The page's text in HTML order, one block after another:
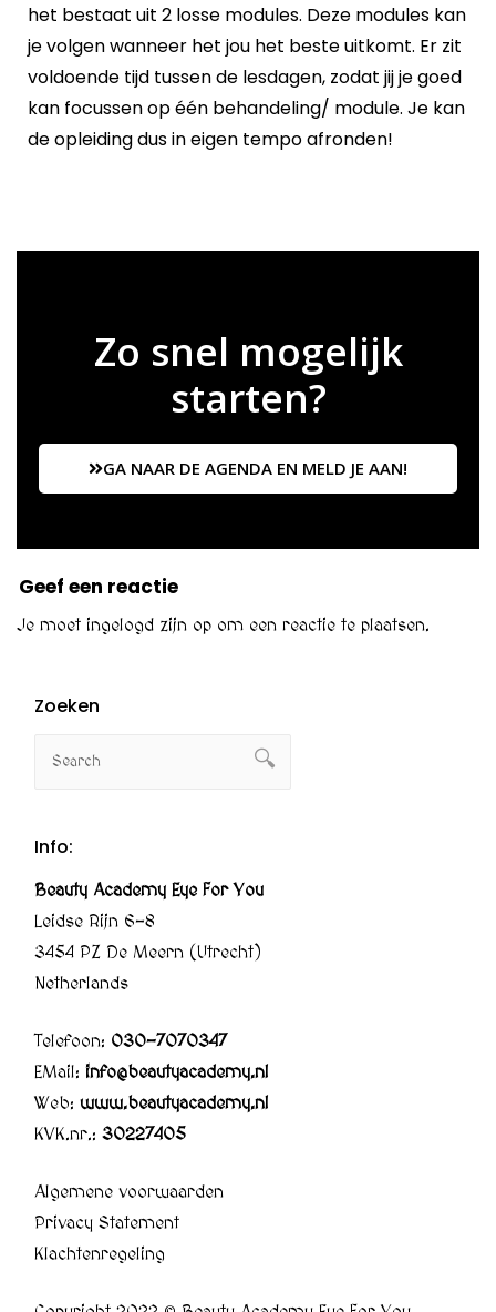
het bestaat uit 2 losse modules. Deze modules kan
je volgen wanneer het jou het beste uitkomt. Er zit
voldoende tijd tussen de lesdagen, zodat jij je goed
kan focussen op één behandeling/ module. Je kan
de opleiding dus in eigen tempo afronden!
Zo snel mogelijk
starten?
GA NAAR DE AGENDA EN MELD JE AAN!
Geef een reactie
Je moet ingelogd zijn op om een reactie te plaatsen.
Zoeken
Info:
Beauty Academy Eye For You
Leidse Rijn 6-8
3454 PZ De Meern (Utrecht)
Netherlands
Telefoon: 030-7070347
EMail: info@beautyacademy.nl
Web: www.beautyacademy.nl
KVK.nr.: 30227405
Algemene voorwaarden
Privacy Statement
Klachtenregeling